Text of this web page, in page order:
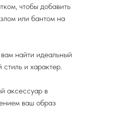
чтобы добавить
или бантом на
найти идеальный
и характер.
аксессуар в
ваш образ